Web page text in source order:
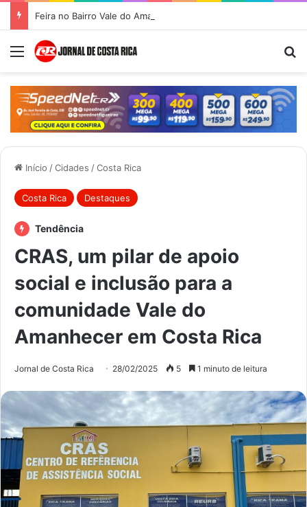
Menu
Início /Cidades /Costa Rica
Costa Rica Destaques
Tendência
CRAS, um pilar de apoio
social e inclusão para a
comunidade Vale do
Amanhecer em Costa Rica
Jornal de Costa Rica 28/02/2025 5 1 minuto de leitura